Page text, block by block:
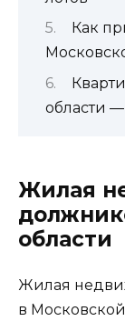
Как
области
Жилая
области
Жилая
в